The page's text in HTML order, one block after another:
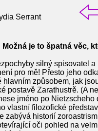
Serrant
je to špatná věc,
silný spisovatel
pro mě! Přesto jeho
způsobem, jak
postavě Zarathustrě. (A
jméno po
vlastní filozofické
historií
oči pohled na